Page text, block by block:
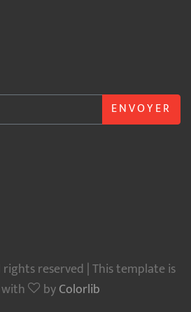
ENVOYER
reserved | This template is
byColorlib